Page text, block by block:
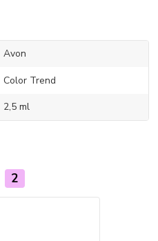
Avon
Color Trend
2,5 ml
2